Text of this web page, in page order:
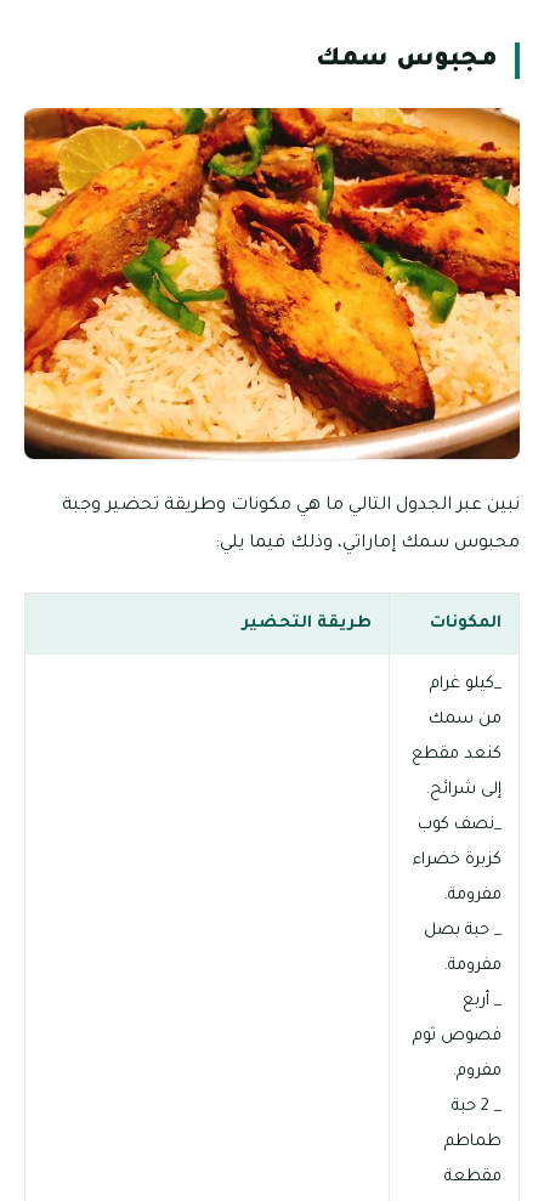
مجبوس سمك
نبين عبر الجدول التالي ما هي مكونات وطريقة تحضير وجبة
محبوس سمك إماراتي، وذلك فيما يلي:
المكونات طريقة التحضير
_كيلو غرام
من سمك
كنعد مقطع
إلى شرائح.
_نصف كوب
كزبرة خضراء
مفرومة.
_ حبة بصل
مفرومة.
_ أربع
فصوص ثوم
مفروم.
_ 2 حبة
طماطم
مقطعة